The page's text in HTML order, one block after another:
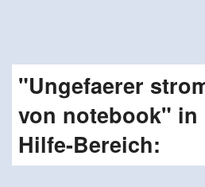
"Ungefaerer
von notebook" in
Hilfe-Bereich: